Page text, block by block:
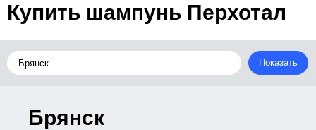
Купить шампунь Перхотал
Показать
Брянск